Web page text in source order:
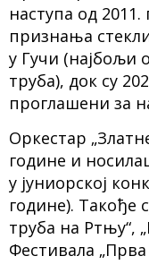
наступа од 2011.
признања
у Гучи (најбољи
труба), док су
проглашени за
Оркестар
године и
у јуниорској
године). Такође
труба на Ртњу“,
Фестивала „Прва